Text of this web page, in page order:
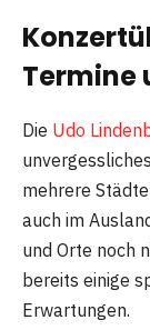
Termine
Die Udo
mehrere
auch im
und Orte noch
bereits einige
Erwartungen.